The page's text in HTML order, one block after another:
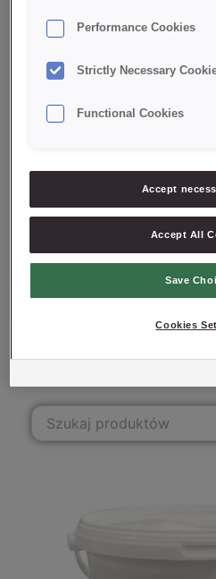
Ser/Cheese
Tajlandia/Thailand
Tandoori
Trufla/Truffle
trend
PRODUKTY
Performance Cookies
Strictly Necessary
Functional Cookies
Accept
Accept All
Save
Cookies